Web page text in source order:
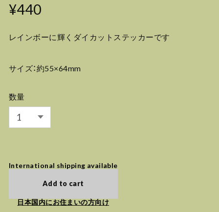
¥440
レインボーに輝くダイカットステッカーです
サイズ：約55×64mm
数量
International shipping available
Add to cart
日本国内にお住まいの方向け